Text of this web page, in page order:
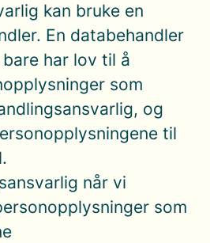
kan bruke en
En databehandler
har lov til å
som
og
til
når vi
som